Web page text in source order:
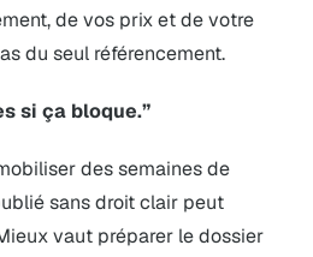
de vos prix et de votre
du seul référencement.
si ça bloque.”
des semaines de
sans droit clair peut
vaut préparer le dossier